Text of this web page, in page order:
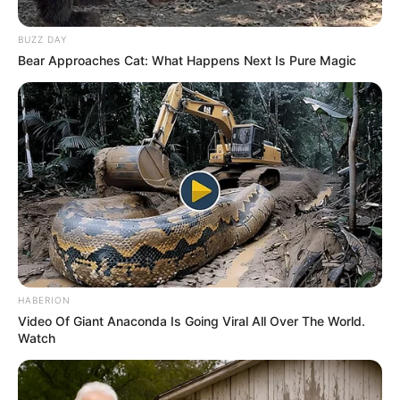
quadro de infecção, sendo necessária a troca de um cateter. Ao
puncionar uma veia abaixo da clavícula (utilizando a técnica mais
indicada e guiado por ultrassom) uma artéria foi atingida. Após a
complicação cirúrgica (amplamente prevista na literatura médica
como risco do procedimento) a paciente não resistiu e veio a óbito
horas depois, mesmo contando com toda a assistência necessária
por parte do próprio cirurgião, e da equipe do hospital.
O inquérito conduzido pela polícia civilfoi concluído em 23 de
junho, com o indiciamento do médico por homicídio culposo. Cinco
dias depois, a imprensa noticiou amplamente o caso, após ter
acesso ao inquérito (possivelmente de forma ilícita).
BUZZ DAY
Bear Approaches Cat: What Happens Next Is Pure Magic
HABERION
Video Of Giant Anaconda Is Going Viral All Over The World.
Watch